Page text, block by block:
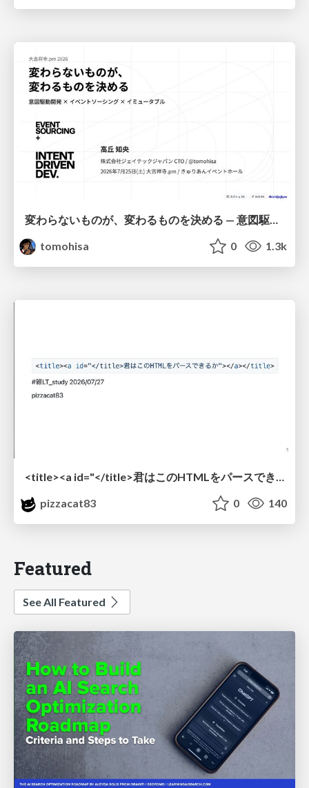
tomohisa
0 1.3k
<title><a id="</title>君はこのHTMLをパースできるか"></a></title> #雑LT_study
pizzacat83
0 140
Featured
See All Featured